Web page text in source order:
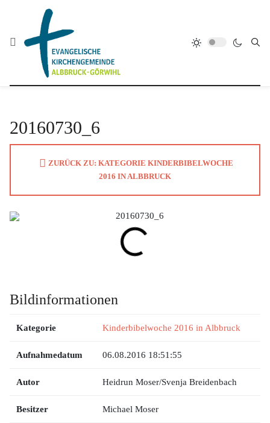
20160730_6
ZURÜCK ZU: KATEGORIE KINDERBIBELWOCHE
2016 IN ALBBRUCK
Bildinformationen
Kategorie Kinderbibelwoche 2016 in Albbruck
Aufnahmedatum 06.08.2016 18:51:55
Autor Heidrun Moser/Svenja Breidenbach
Besitzer Michael Moser